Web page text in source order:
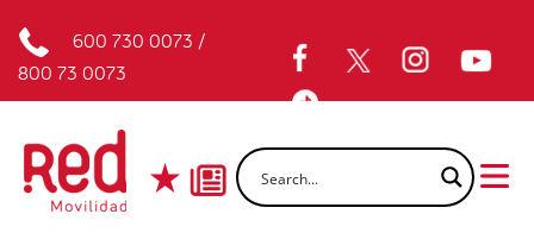
600 730 0073 /
800 73 0073